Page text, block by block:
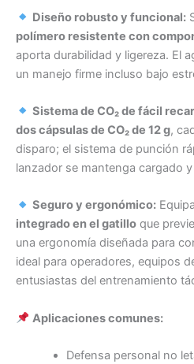
Diseño robusto y funcional:
polímero resistente con
aporta durabilidad y ligereza. El
un manejo firme incluso bajo
Sistema de CO₂ de fácil
dos cápsulas de CO₂ de 12 g,
disparo; el sistema de punción
lanzador se mantenga cargado
Seguro y ergonómico:
integrado en el gatillo que
una ergonomía diseñada para
ideal para operadores, equipos
entusiastas del entrenamiento
Aplicaciones comunes:
Defensa personal no